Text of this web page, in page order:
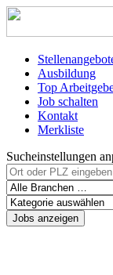
Ausbildung
Top
Job schalten
Kontakt
Merkliste
Sucheinstellungen
Jobs anzeigen